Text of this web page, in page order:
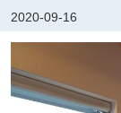
2020-09-16